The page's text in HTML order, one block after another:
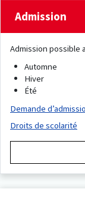
Admission
Admission possible
Automne
Hiver
Été
Demande
Droits de scolarité